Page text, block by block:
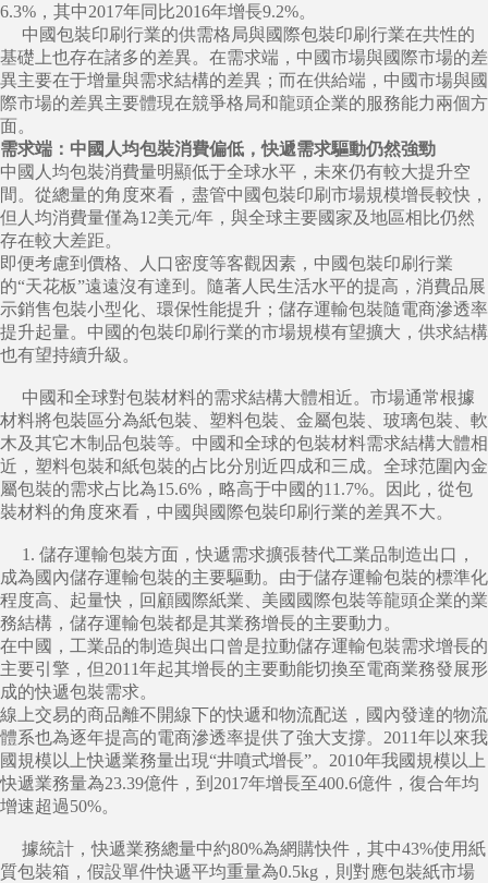
6.3%，其中2017年同比2016年增長9.2%。
中國包裝印刷行業的供需格局與國際包裝印刷行業在共性的
基礎上也存在諸多的差異。在需求端，中國市場與國際市場的差
異主要在于增量與需求結構的差異；而在供給端，中國市場與國
際市場的差異主要體現在競爭格局和龍頭企業的服務能力兩個方
面。
需求端：中國人均包裝消費偏低，快遞需求驅動仍然強勁
中國人均包裝消費量明顯低于全球水平，未來仍有較大提升空
間。從總量的角度來看，盡管中國包裝印刷市場規模增長較快，
但人均消費量僅為12美元/年，與全球主要國家及地區相比仍然
存在較大差距。
即便考慮到價格、人口密度等客觀因素，中國包裝印刷行業
的“天花板”遠遠沒有達到。隨著人民生活水平的提高，消費品展
示銷售包裝小型化、環保性能提升；儲存運輸包裝隨電商滲透率
提升起量。中國的包裝印刷行業的市場規模有望擴大，供求結構
也有望持續升級。
中國和全球對包裝材料的需求結構大體相近。市場通常根據
材料將包裝區分為紙包裝、塑料包裝、金屬包裝、玻璃包裝、軟
木及其它木制品包裝等。中國和全球的包裝材料需求結構大體相
近，塑料包裝和紙包裝的占比分別近四成和三成。全球范圍內金
屬包裝的需求占比為15.6%，略高于中國的11.7%。因此，從包
裝材料的角度來看，中國與國際包裝印刷行業的差異不大。
1. 儲存運輸包裝方面，快遞需求擴張替代工業品制造出口，
成為國內儲存運輸包裝的主要驅動。由于儲存運輸包裝的標準化
程度高、起量快，回顧國際紙業、美國國際包裝等龍頭企業的業
務結構，儲存運輸包裝都是其業務增長的主要動力。
在中國，工業品的制造與出口曾是拉動儲存運輸包裝需求增長的
主要引擎，但2011年起其增長的主要動能切換至電商業務發展形
成的快遞包裝需求。
線上交易的商品離不開線下的快遞和物流配送，國內發達的物流
體系也為逐年提高的電商滲透率提供了強大支撐。2011年以來我
國規模以上快遞業務量出現“井噴式增長”。2010年我國規模以上
快遞業務量為23.39億件，到2017年增長至400.6億件，復合年均
增速超過50%。
據統計，快遞業務總量中約80%為網購快件，其中43%使用紙
質包裝箱，假設單件快遞平均重量為0.5kg，則對應包裝紙市場